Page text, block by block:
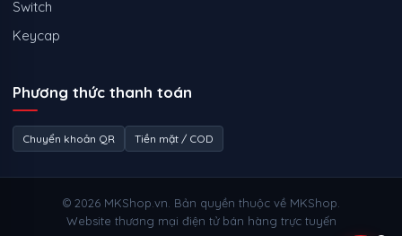
Switch
Keycap
Phương thức thanh toán
Chuyển khoản QR Tiền mặt / COD
© 2026 MKShop.vn. Bản quyền thuộc về MKShop.
Website thương mại điện tử bán hàng trực tuyến